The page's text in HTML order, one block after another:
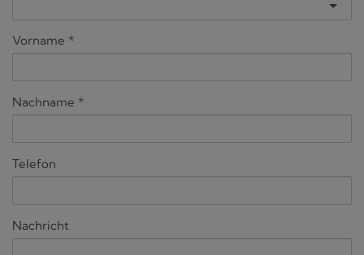
Vorname
Nachname
Telefon
Nachricht